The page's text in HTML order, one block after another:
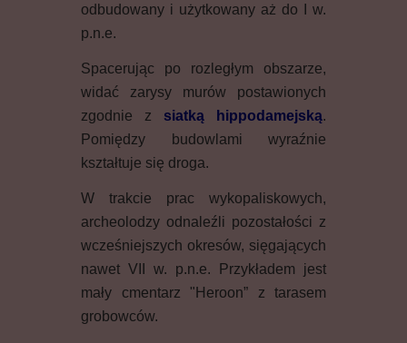
odbudowany i użytkowany aż do I w.
p.n.e.
Spacerując po rozległym obszarze,
widać zarysy murów postawionych
zgodnie z siatką hippodamejską.
Pomiędzy budowlami wyraźnie
kształtuje się droga.
W trakcie prac wykopaliskowych,
archeolodzy odnaleźli pozostałości z
wcześniejszych okresów, sięgających
nawet VII w. p.n.e. Przykładem jest
mały cmentarz "Heroon” z tarasem
grobowców.